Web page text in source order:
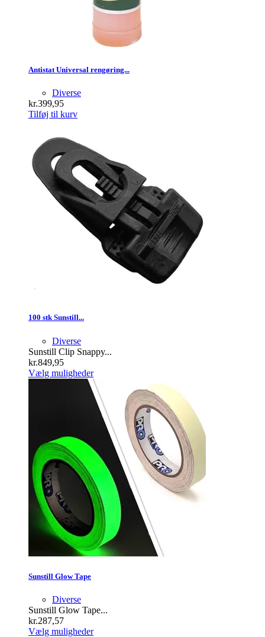
Antistat Universal rengøring...
Diverse
kr.399,95
Tilføj til kurv
100 stk Sunstill...
Diverse
Sunstill Clip Snappy...
kr.849,95
Vælg mulighederDette
vare
har
flere
varianter.
Mulighederne
vælges
på
varesiden
Sunstill Glow Tape
Diverse
Sunstill Glow Tape...
kr.287,57
Vælg mulighederDette